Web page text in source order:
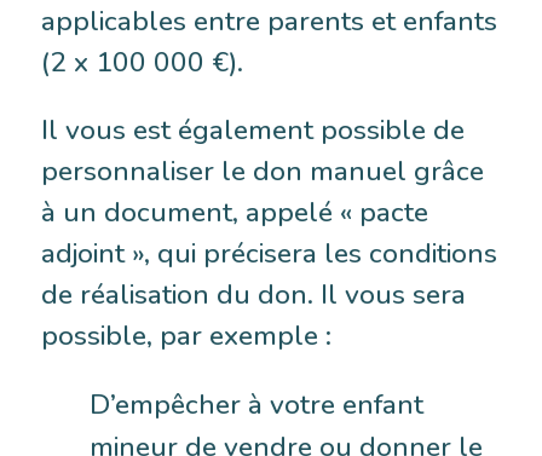
applicables entre parents et enfants
(2 x 100 000 €).
Il vous est également possible de
personnaliser le don manuel grâce
à un document, appelé « pacte
adjoint », qui précisera les conditions
de réalisation du don. Il vous sera
possible, par exemple :
D’empêcher à votre enfant
mineur de vendre ou donner le